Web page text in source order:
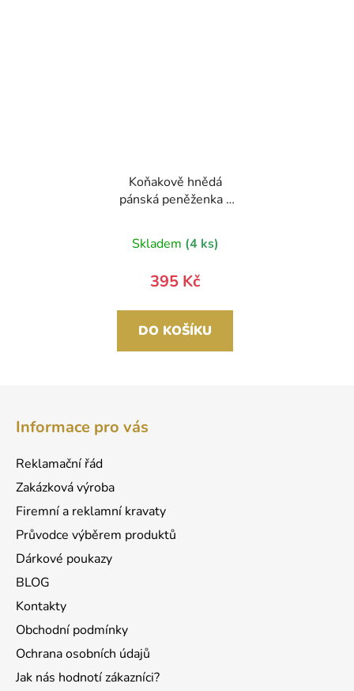
Koňakově hnědá
pánská peněženka z
v krabičce WILD
Skladem (4 ks)
395 Kč
DO KOŠÍKU
Informace pro vás
Reklamační řád
Zakázková výroba
Firemní a reklamní kravaty
Průvodce výběrem produktů
Dárkové poukazy
BLOG
Kontakty
Obchodní podmínky
Ochrana osobních údajů
Jak nás hodnotí zákazníci?